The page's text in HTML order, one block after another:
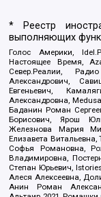
* Реестр
выполняющих
Голос Америки,
Настоящее Время,
Север.Реалии,
Александрович,
Евгеньевич,
Александровна,
Баданин Роман
Борисович, Ярош
Железнова Мария
Елизавета
Софья Романовна,
Владимировна,
Степан Юрьевич,
Алеся Алексеевна,
Анин Роман